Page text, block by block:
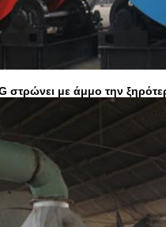
στρώνει με άμμο την